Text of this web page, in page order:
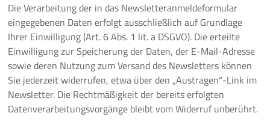
Die Verarbeitung der in das Newsletteranmeldeformular
eingegebenen Daten erfolgt ausschließlich auf Grundlage
Ihrer Einwilligung (Art. 6 Abs. 1 lit. a DSGVO). Die erteilte
Einwilligung zur Speicherung der Daten, der E-Mail-Adresse
sowie deren Nutzung zum Versand des Newsletters können
Sie jederzeit widerrufen, etwa über den „Austragen“-Link im
Newsletter. Die Rechtmäßigkeit der bereits erfolgten
Datenverarbeitungsvorgänge bleibt vom Widerruf unberührt.